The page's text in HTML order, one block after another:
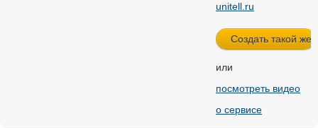
unitell.ru
или
посмотреть видео
о сервисе